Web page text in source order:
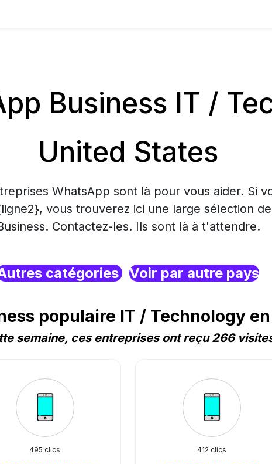
Business IT /
United States
WhatsApp sont là pour vous aider. Si
vous trouverez ici une large sélection
Contactez-les. Ils sont là à t'attendre.
catégories Voir par autre pays
populaire IT / Technology
semaine, ces entreprises ont reçu 266
495 clics 412 clics